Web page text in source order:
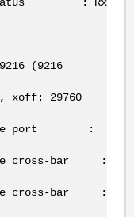
(9216
xoff: 29760
the port :
cross-bar :
cross-bar :